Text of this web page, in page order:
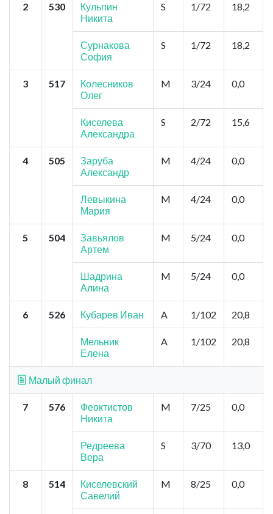
2 530
Кульпин
Никита
S 1/72 18,2
Сурнакова
София
S 1/72 18,2
3 517
Колесников
Олег
M 3/24 0,0
Киселева
Александра
S 2/72 15,6
4 505
Заруба
Александр
M 4/24 0,0
Левыкина
Мария
M 4/24 0,0
5 504
Завьялов
Артем
M 5/24 0,0
Шадрина
Алина
M 5/24 0,0
6 526 Кубарев Иван A 1/102 20,8
Мельник
Елена
A 1/102 20,8
Малый финал
7 576
Феоктистов
Никита
M 7/25 0,0
Редреева
Вера
S 3/70 13,0
8 514
Киселевский
Савелий
M 8/25 0,0